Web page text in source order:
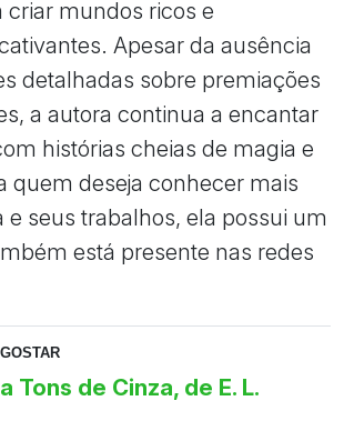
criar mundos ricos e
Apesar da ausência
detalhadas sobre premiações
a autora continua a encantar
histórias cheias de magia e
quem deseja conhecer mais
e seus trabalhos, ela possui um
está presente nas redes
Tons de Cinza, de E. L.